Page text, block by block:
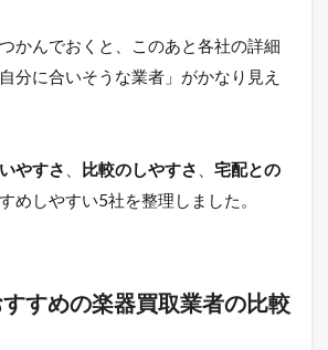
かんでおくと、このあと各社の詳細
分に合いそうな業者」がかなり見え
やすさ 比較のしやすさ
宅配との
めしやすい5社を整理しました。
すめの楽器買取業者の比較